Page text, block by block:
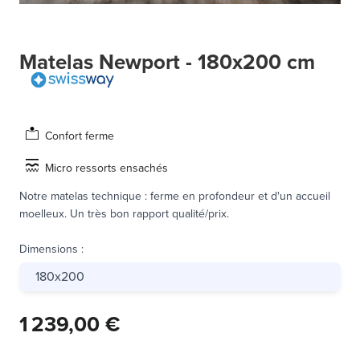
Matelas Newport - 180x200 cm
Confort ferme
Micro ressorts ensachés
Notre matelas technique : ferme en profondeur et d'un accueil
moelleux. Un très bon rapport qualité/prix.
Dimensions :
180x200
1 239,00 €